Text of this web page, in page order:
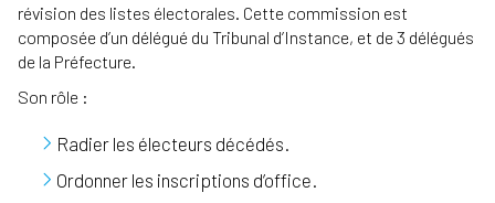
révision des listes électorales. Cette commission est
composée d’un délégué du Tribunal d’Instance, et de 3 délégués
de la Préfecture.
Son rôle :
Radier les électeurs décédés.
Ordonner les inscriptions d’office.